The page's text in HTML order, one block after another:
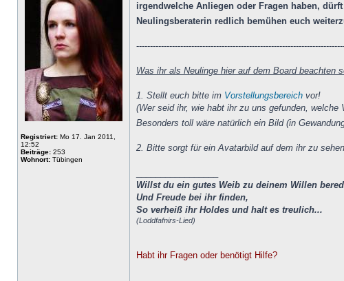
Registriert: Mo 17. Jan 2011,
12:52
Beiträge: 253
Wohnort: Tübingen
irgendwelche Anliegen oder Fragen haben,
Neulingsberaterin redlich bemühen euch
Was ihr als Neulinge hier auf dem Board beachten
1. Stellt euch bitte im Vorstellungsbereich vor!
(Wer seid ihr, wie habt ihr zu uns gefunden,
Besonders toll wäre natürlich ein Bild (in
2. Bitte sorgt für ein Avatarbild auf dem ihr zu
Willst du ein gutes Weib zu deinem Willen
Und Freude bei ihr finden,
So verheiß ihr Holdes und halt es treulich...
(Loddfafnirs-Lied)
Habt ihr Fragen oder benötigt Hilfe?